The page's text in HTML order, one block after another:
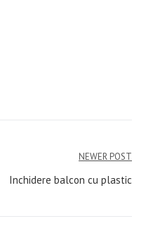
NEWER POST
Inchidere balcon cu plastic